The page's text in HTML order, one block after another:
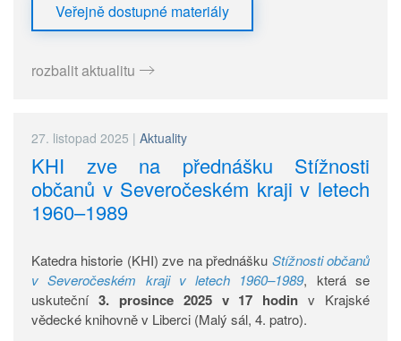
Veřejně dostupné materiály
rozbalit aktualitu
27. listopad 2025 | Aktuality
KHI zve na přednášku Stížnosti
občanů v Severočeském kraji v letech
1960–1989
Katedra historie (KHI) zve na přednášku Stížnosti občanů
v Severočeském kraji v letech 1960–1989, která se
uskuteční 3. prosince 2025 v 17 hodin v Krajské
vědecké knihovně v Liberci (Malý sál, 4. patro).